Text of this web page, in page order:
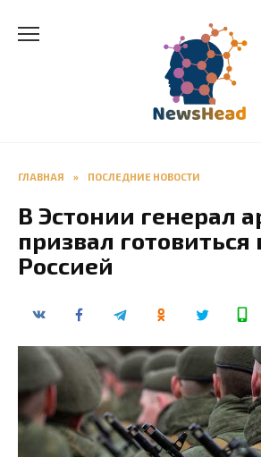
ГЛАВНАЯ » ПОСЛЕДНИЕ НОВОСТИ
В Эстонии генерал
призвал готовиться
Россией